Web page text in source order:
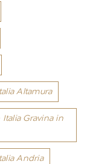
Altamura
Gravina in
Andria